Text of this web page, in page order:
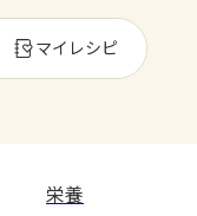
マイレシピ
栄養